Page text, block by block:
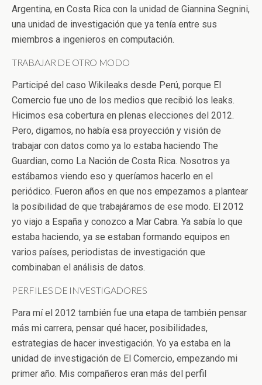
Argentina, en Costa Rica con la unidad de Giannina Segnini,
una unidad de investigación que ya tenía entre sus
miembros a ingenieros en computación.
TRABAJAR DE OTRO MODO
Participé del caso Wikileaks desde Perú, porque El
Comercio fue uno de los medios que recibió los leaks.
Hicimos esa cobertura en plenas elecciones del 2012.
Pero, digamos, no había esa proyección y visión de
trabajar con datos como ya lo estaba haciendo The
Guardian, como La Nación de Costa Rica. Nosotros ya
estábamos viendo eso y queríamos hacerlo en el
periódico. Fueron años en que nos empezamos a plantear
la posibilidad de que trabajáramos de ese modo. El 2012
yo viajo a España y conozco a Mar Cabra. Ya sabía lo que
estaba haciendo, ya se estaban formando equipos en
varios países, periodistas de investigación que
combinaban el análisis de datos.
PERFILES DE INVESTIGADORES
Para mí el 2012 también fue una etapa de también pensar
más mi carrera, pensar qué hacer, posibilidades,
estrategias de hacer investigación. Yo ya estaba en la
unidad de investigación de El Comercio, empezando mi
primer año. Mis compañeros eran más del perfil